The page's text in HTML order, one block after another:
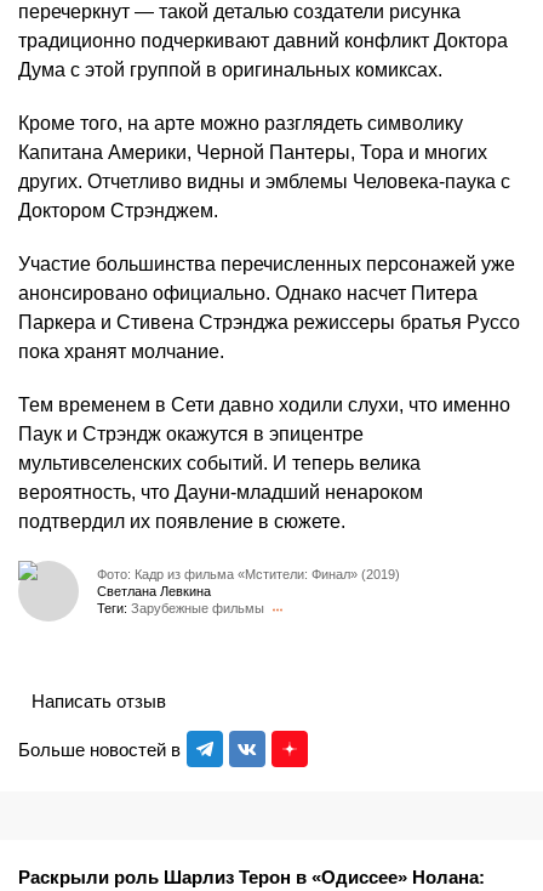
перечеркнут — такой деталью создатели рисунка
традиционно подчеркивают давний конфликт Доктора
Дума с этой группой в оригинальных комиксах.
Кроме того, на арте можно разглядеть символику
Капитана Америки, Черной Пантеры, Тора и многих
других. Отчетливо видны и эмблемы Человека-паука с
Доктором Стрэнджем.
Участие большинства перечисленных персонажей уже
анонсировано официально. Однако насчет Питера
Паркера и Стивена Стрэнджа режиссеры братья Руссо
пока хранят молчание.
Тем временем в Сети давно ходили слухи, что именно
Паук и Стрэндж окажутся в эпицентре
мультивселенских событий. И теперь велика
вероятность, что Дауни-младший ненароком
подтвердил их появление в сюжете.
Фото: Кадр из фильма «Мстители: Финал» (2019)
Светлана Левкина
Теги: Зарубежные фильмы
Больше новостей в
Написать отзыв
Раскрыли роль Шарлиз Терон в «Одиссее» Нолана: